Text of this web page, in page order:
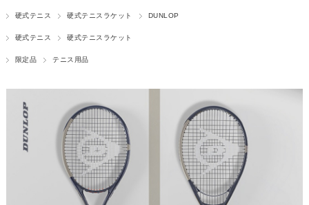
硬式テニス 硬式テニスラケット DUNLOP
硬式テニス 硬式テニスラケット
限定品 テニス用品